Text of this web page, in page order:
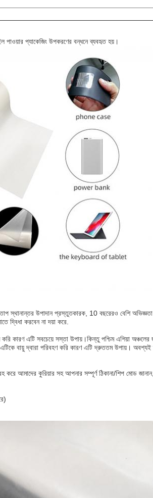
পাওয়ার প্যাকেজিং উপকরণের বন্ধনে ব্যবহৃত হয়।
স্থানান্তর উপাদান প্রস্তুতকারক, 10 বছরেরও বেশি
দ্বিধা করবেন না দয়া করে.
কারণ এটি সবচেয়ে সস্তা উপায়।কিন্তু পশ্চিম এশিয়া
বায়ু দ্বারা পরিবহণ করি কারণ এটি দ্রুততম উপায়।
করে আমাদের কুরিয়ার সহ আপনার সম্পূর্ণ ঠিকানা/শিপ মোড